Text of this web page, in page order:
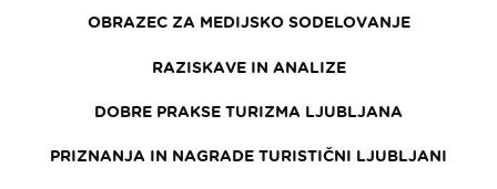
OBRAZEC ZA MEDIJSKO SODELOVANJE
RAZISKAVE IN ANALIZE
DOBRE PRAKSE TURIZMA LJUBLJANA
PRIZNANJA IN NAGRADE TURISTIČNI LJUBLJANI